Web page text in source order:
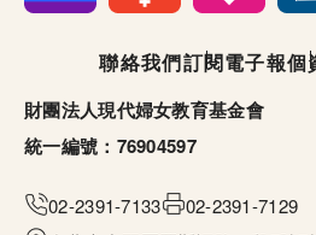
聯絡我們訂閱電子報個
財團法人現代婦女教育基金會
統一編號：76904597
02-2391-7133
02-2391-7129